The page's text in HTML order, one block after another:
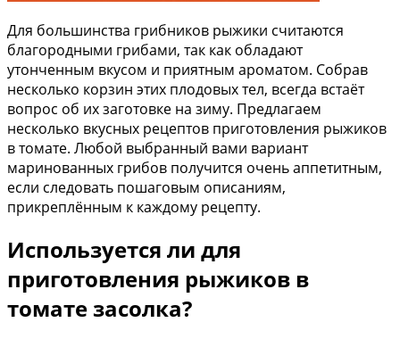
Для большинства грибников рыжики считаются
благородными грибами, так как обладают
утонченным вкусом и приятным ароматом. Собрав
несколько корзин этих плодовых тел, всегда встаёт
вопрос об их заготовке на зиму. Предлагаем
несколько вкусных рецептов приготовления рыжиков
в томате. Любой выбранный вами вариант
маринованных грибов получится очень аппетитным,
если следовать пошаговым описаниям,
прикреплённым к каждому рецепту.
Используется ли для
приготовления рыжиков в
томате засолка?